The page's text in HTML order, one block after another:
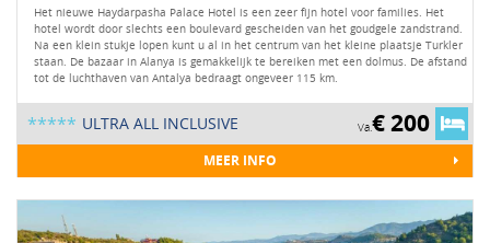
Het nieuwe Haydarpasha Palace Hotel is een zeer fijn hotel voor families. Het
hotel wordt door slechts een boulevard gescheiden van het goudgele zandstrand.
Na een klein stukje lopen kunt u al in het centrum van het kleine plaatsje Turkler
staan. De bazaar in Alanya is gemakkelijk te bereiken met een dolmus. De afstand
tot de luchthaven van Antalya bedraagt ongeveer 115 km.
MEER INFO
ULTRA ALL INCLUSIVE
***** Va.€ 200